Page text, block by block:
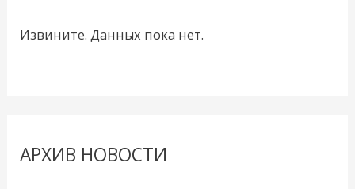
Извините. Данных пока нет.
АРХИВ НОВОСТИ